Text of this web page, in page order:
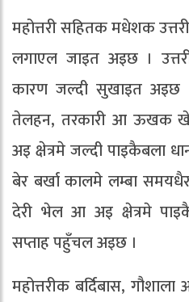
महोत्तरी सहितक मधेशक
लगाएल जाइत अइछ ।
कारण जल्दी सुखाइत
तेलहन, तरकारी आ ऊखक
अइ क्षेत्रमे जल्दी पाइकैबला
बेर बर्खा कालमे लम्बा
देरी भेल आ अइ क्षेत्रमे
सप्ताह पहुँचल अइछ ।
महोत्तरीक बर्दिबास, गौशाला